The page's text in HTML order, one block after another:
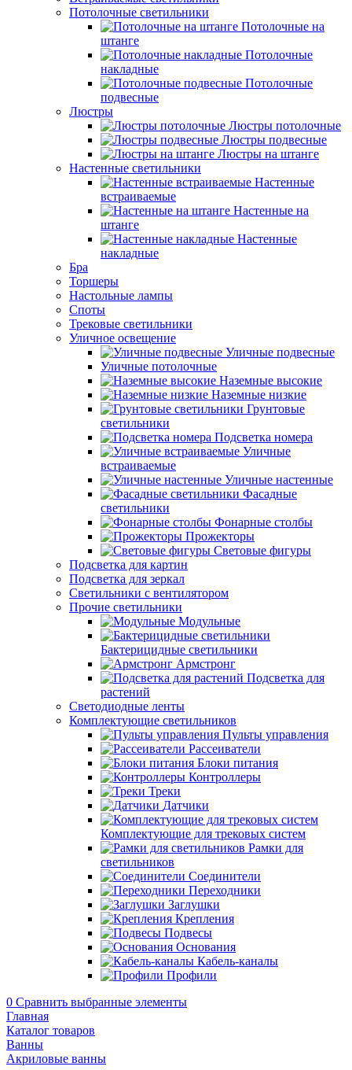
Потолочные светильники
Потолочные на
штанге
Потолочные
накладные
Потолочные
подвесные
Люстры
Люстры потолочные
Люстры подвесные
Люстры на штанге
Настенные светильники
Настенные
встраиваемые
Настенные на
штанге
Настенные
накладные
Бра
Торшеры
Настольные лампы
Споты
Трековые светильники
Уличное освещение
Уличные подвесные
Уличные потолочные
Наземные высокие
Наземные низкие
Грунтовые
светильники
Подсветка номера
Уличные
встраиваемые
Уличные настенные
Фасадные
светильники
Фонарные столбы
Прожекторы
Световые фигуры
Подсветка для картин
Подсветка для зеркал
Светильники с вентилятором
Прочие светильники
Модульные
Бактерицидные светильники
Армстронг
Подсветка для
растений
Светодиодные ленты
Комплектующие светильников
Пульты управления
Рассеиватели
Блоки питания
Контроллеры
Треки
Датчики
Комплектующие для трековых систем
Рамки для
светильников
Соединители
Переходники
Заглушки
Крепления
Подвесы
Основания
Кабель-каналы
Профили
0 Сравнить выбранные элементы
Главная
Каталог товаров
Ванны
Акриловые ванны